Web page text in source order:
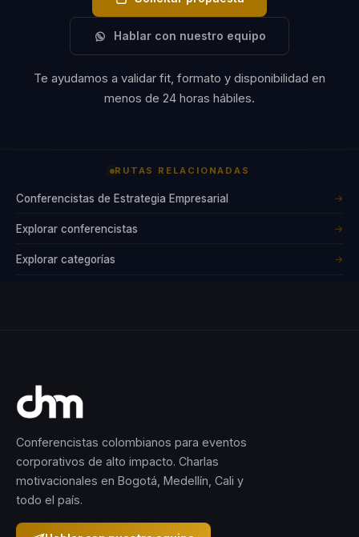
Hablar con nuestro equipo
Te ayudamos a validar fit, formato y disponibilidad en
menos de 24 horas hábiles.
RUTAS RELACIONADAS
Conferencistas de Estrategia Empresarial →
Explorar conferencistas →
Explorar categorías →
Conferencistas colombianos para eventos
corporativos de alto impacto. Charlas
motivacionales en Bogotá, Medellín, Cali y
todo el país.